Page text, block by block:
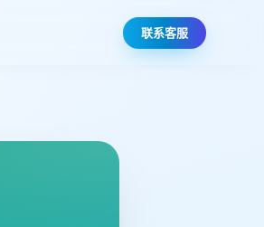
联系客服